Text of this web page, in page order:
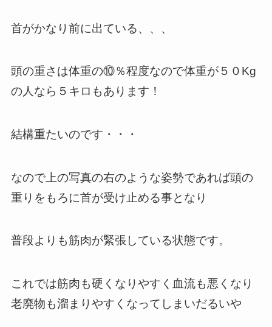
首がかなり前に出ている、、、
頭の重さは体重の⑩％程度なので体重が５０Kg
の人なら５キロもあります！
結構重たいのです・・・
なので上の写真の右のような姿勢であれば頭の
重りをもろに首が受け止める事となり
普段よりも筋肉が緊張している状態です。
これでは筋肉も硬くなりやすく血流も悪くなり
老廃物も溜まりやすくなってしまいだるいや